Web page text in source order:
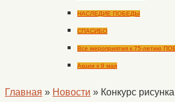
НАСЛЕДИЕ ПОБЕДЫ
СПАСИБО
Все мероприятия к 75-летию
Акции к 9 мая
Главная » Новости » Конкурс